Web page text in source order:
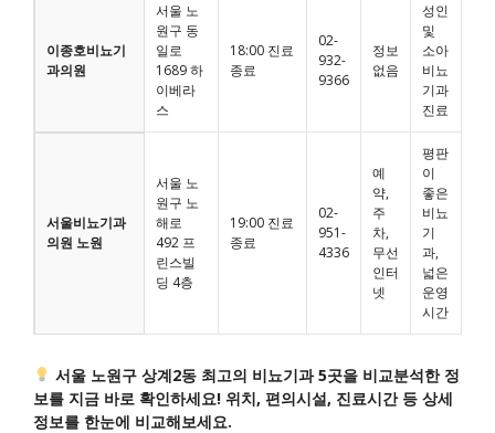
이종호비뇨기
과의원
서울 노
원구 동
일로
1689 하
이베라
스
18:00 진료
종료
02-
932-
9366
정보
없음
성인
및
소아
비뇨
기과
진료
서울비뇨기과
의원 노원
서울 노
원구 노
해로
492 프
린스빌
딩 4층
19:00 진료
종료
02-
951-
4336
예
약,
주
차,
무선
인터
넷
평판
이
좋은
비뇨
기
과,
넓은
운영
시간
서울 노원구 상계2동 최고의 비뇨기과 5곳을 비교분석한 정
보를 지금 바로 확인하세요! 위치, 편의시설, 진료시간 등 상세
정보를 한눈에 비교해보세요.